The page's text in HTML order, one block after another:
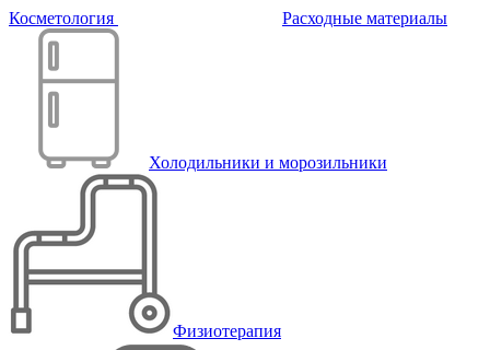
Косметология Расходные материалы
Холодильники и морозильники
Физиотерапия